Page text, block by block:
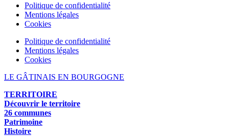
Politique de confidentialité
Mentions légales
Cookies
Politique de confidentialité
Mentions légales
Cookies
LE GÂTINAIS EN BOURGOGNE
TERRITOIRE
Découvrir le territoire
26 communes
Patrimoine
Histoire